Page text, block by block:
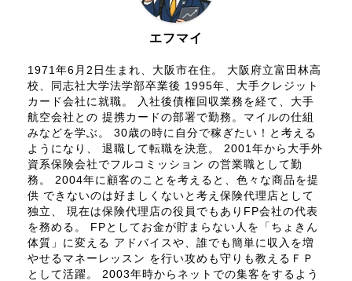
エフマイ
1971年6月2日生まれ、大阪市在住。 大阪府立富田林高
校、同志社大学法学部卒業後 1995年、大手クレジット
カード会社に就職。 入社後債権回収業務を経て、大手
航空会社との 提携カードの部署で勤務。マイルの仕組
みなどを学ぶ。 30歳の時に自分で稼ぎたい！と考える
ようになり、 退職して転職を決意。 2001年から大手外
資系保険会社でフルコミッション の営業職として勤
務。 2004年に顧客のことを考えると、色々な商品を提
供 できないのは好ましくないと考え保険代理店として
独立、 現在は保険代理店の役員でもありFP会社の代表
を務める。 FPとしてお金が貯まらない人を「ちょきん
体質」に変える アドバイスや、誰でも簡単に収入を増
やせるマネーレッスン を行い攻めも守りも教えるＦＰ
として活躍。 2003年時からネットでの集客をするよう